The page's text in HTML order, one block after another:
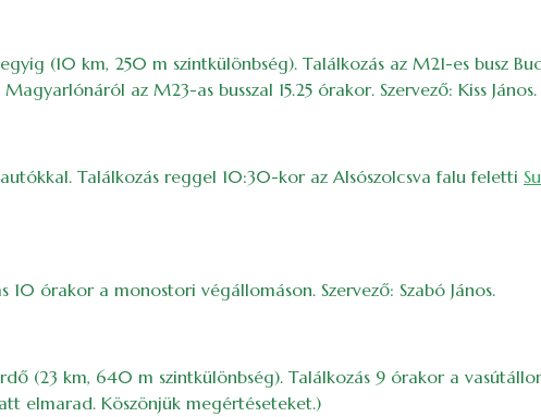
(10 km, 250 m szintkülönbség). Találkozás az M21-es busz
az M23-as busszal 15.25 órakor. Szervező: Kiss János.
Találkozás reggel 10:30-kor az Alsószolcsva falu feletti
órakor a monostori végállomáson. Szervező: Szabó János.
(23 km, 640 m szintkülönbség). Találkozás 9 órakor a
elmarad. Köszönjük megértéseteket.)